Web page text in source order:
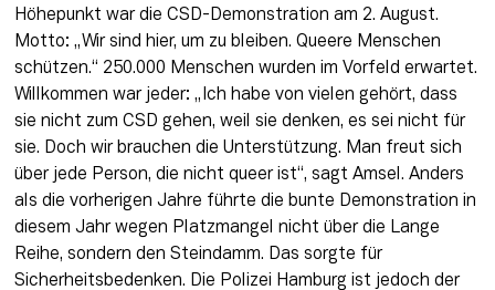
Höhepunkt war die CSD-Demonstration am 2. August.
Motto: „Wir sind hier, um zu bleiben. Queere Menschen
schützen.“ 250.000 Menschen wurden im Vorfeld erwartet.
Willkommen war jeder: „Ich habe von vielen gehört, dass
sie nicht zum CSD gehen, weil sie denken, es sei nicht für
sie. Doch wir brauchen die Unterstützung. Man freut sich
über jede Person, die nicht queer ist“, sagt Amsel. Anders
als die vorherigen Jahre führte die bunte Demonstration in
diesem Jahr wegen Platzmangel nicht über die Lange
Reihe, sondern den Steindamm. Das sorgte für
Sicherheitsbedenken. Die Polizei Hamburg ist jedoch der